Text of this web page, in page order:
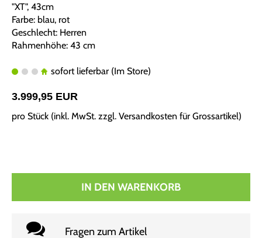
"XT", 43cm
Farbe: blau, rot
Geschlecht: Herren
Rahmenhöhe: 43 cm
sofort lieferbar (Im Store)
3.999,95 EUR
pro Stück (inkl. MwSt. zzgl. Versandkosten für Grossartikel)
IN DEN WARENKORB
Fragen zum Artikel